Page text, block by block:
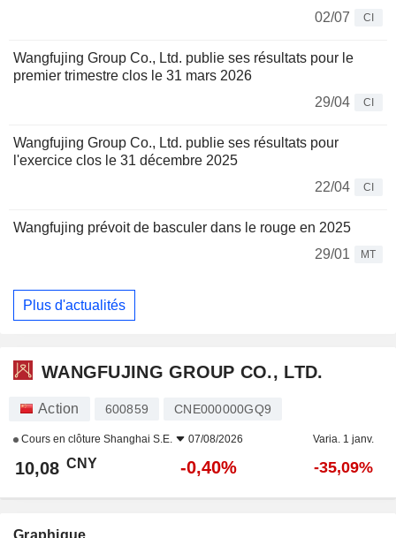
02/07
CI
Wangfujing Group Co., Ltd. publie ses résultats pour le
premier trimestre clos le 31 mars 2026
29/04
CI
Wangfujing Group Co., Ltd. publie ses résultats pour
l'exercice clos le 31 décembre 2025
22/04
CI
Wangfujing prévoit de basculer dans le rouge en 2025
29/01
MT
Plus d'actualités
WANGFUJING GROUP CO., LTD.
Action 600859 CNE000000GQ9
Cours en clôture Shanghai S.E. 07/08/2026 Varia. 1 janv.
10,08 CNY -0,40% -35,09%